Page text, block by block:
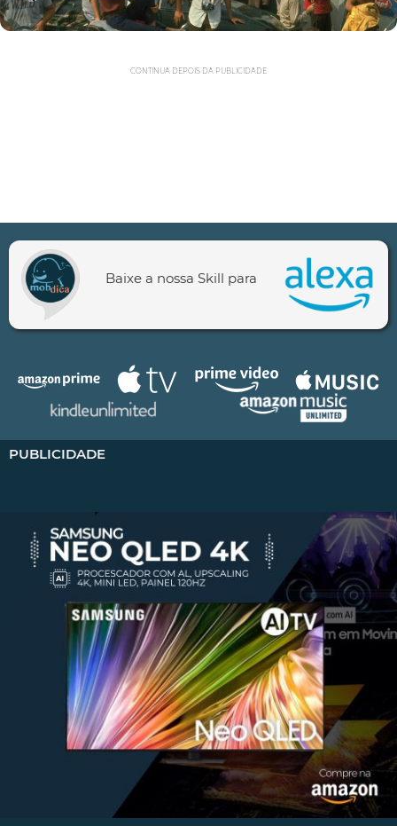
CONTINUA DEPOIS DA PUBLICIDADE
Baixe a nossa Skill para
PUBLICIDADE